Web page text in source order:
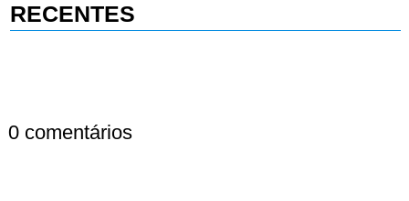
RECENTES
0 comentários